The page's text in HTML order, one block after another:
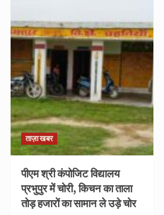
ताज़ा खबर
पीएम श्री कंपोजिट विद्यालय
प्रभुपुर में चोरी, किचन का ताला
तोड़ हजारों का सामान ले उड़े चोर